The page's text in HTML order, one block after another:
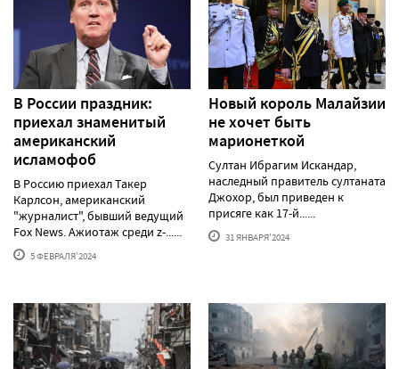
В России праздник:
приехал знаменитый
американский
исламофоб
В Россию приехал Такер
Карлсон, американский
"журналист", бывший ведущий
Fox News. Ажиотаж среди z-......
5 ФЕВРАЛЯ'2024
Новый король Малайзии
не хочет быть
марионеткой
Султан Ибрагим Искандар,
наследный правитель султаната
Джохор, был приведен к
присяге как 17-й......
31 ЯНВАРЯ'2024